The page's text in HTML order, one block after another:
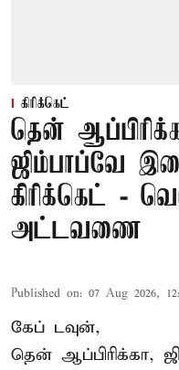
கிரிக்கெட்
தென்
ஜிம்பாப்வே
கிரிக்கெட் -
அட்டவணை
Published on: 07 Aug 2026,
கேப் டவுன்,
தென் ஆப்பிரிக்கா,